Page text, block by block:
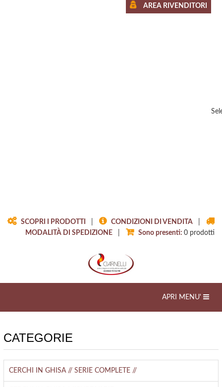
AREA RIVENDITORI
SCOPRI I PRODOTTI CONDIZIONI DI VENDITA
MODALITÀ DI SPEDIZIONE
Sono presenti: 0 prodotti
Toggle
APRI MENU'
CATEGORIE
CERCHI IN GHISA // SERIE COMPLETE //